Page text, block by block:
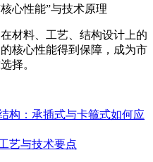
材料、工艺、结构设计上的
核心性能得到保障，成为市
择。
构：承插式与卡箍式如何应
艺与技术要点